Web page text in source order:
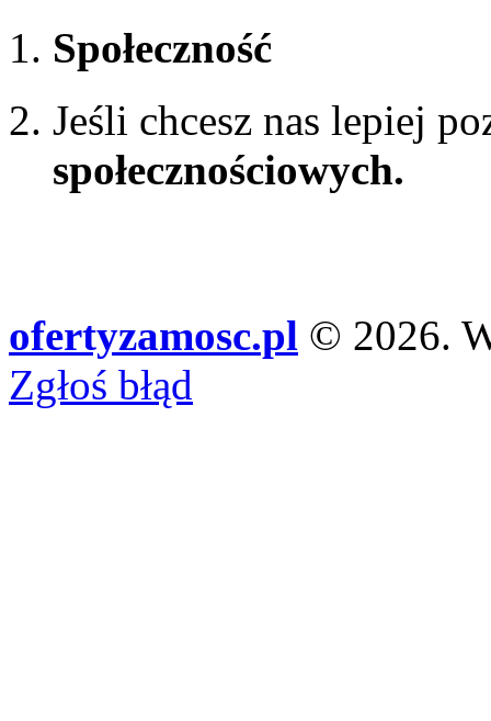
Społeczność
Jeśli chcesz nas lepiej
społecznościowych.
ofertyzamosc.pl © 2026.
Zgłoś błąd